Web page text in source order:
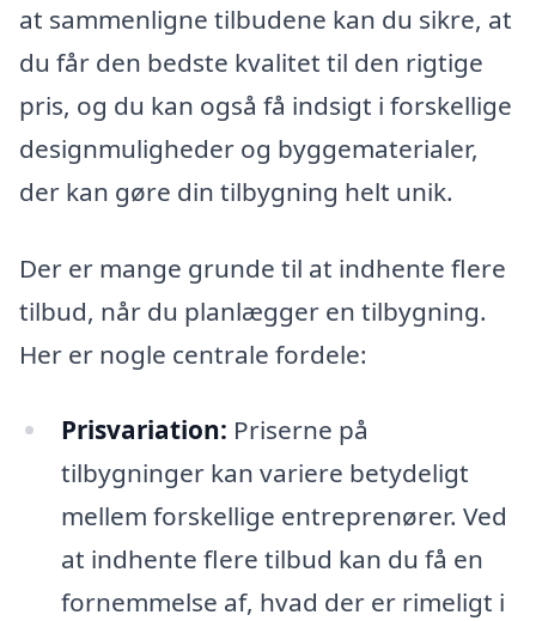
at sammenligne tilbudene kan du sikre, at
du får den bedste kvalitet til den rigtige
pris, og du kan også få indsigt i forskellige
designmuligheder og byggematerialer,
der kan gøre din tilbygning helt unik.
Der er mange grunde til at indhente flere
tilbud, når du planlægger en tilbygning.
Her er nogle centrale fordele:
Prisvariation: Priserne på
tilbygninger kan variere betydeligt
mellem forskellige entreprenører. Ved
at indhente flere tilbud kan du få en
fornemmelse af, hvad der er rimeligt i